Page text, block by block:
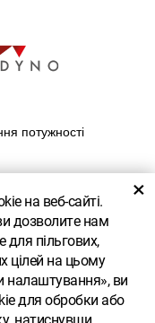
на веб-сайті.
дозволите нам
пільгових,
цілей на цьому
налаштування», ви
для обробки або
натиснувши
×
потужності